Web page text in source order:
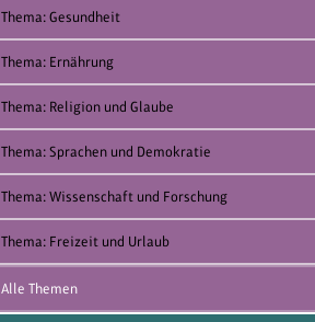
Thema: Gesundheit
Thema: Ernährung
Thema: Religion und Glaube
Thema: Sprachen und Demokratie
Thema: Wissenschaft und Forschung
Thema: Freizeit und Urlaub
Alle Themen